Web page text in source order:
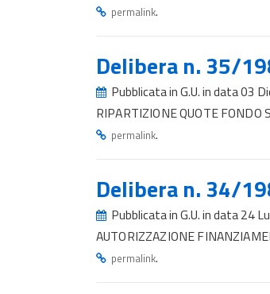
permalink.
Delibera n. 35/
Pubblicata in G.U. in data 03
RIPARTIZIONE QUOTE
permalink.
Delibera n. 34/
Pubblicata in G.U. in data 24
AUTORIZZAZIONE
permalink.